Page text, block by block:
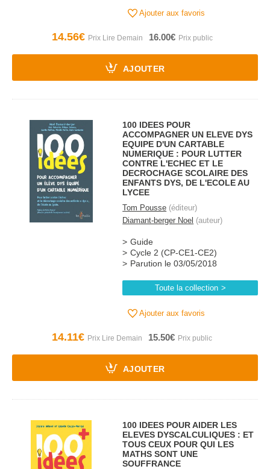
Ajouter aux favoris
14.56€ 16.00€
AJOUTER
100 IDEES POUR
ACCOMPAGNER UN ELEVE DYS
EQUIPE D'UN CARTABLE
NUMERIQUE : POUR LUTTER
CONTRE L'ECHEC ET LE
DECROCHAGE SCOLAIRE DES
ENFANTS DYS, DE L'ECOLE AU
LYCEE
Tom Pousse (éditeur)
Diamant-berger Noel (auteur)
Guide
Cycle 2 (CP-CE1-CE2)
Parution le 03/05/2018
Toute la collection
Ajouter aux favoris
14.11€ 15.50€
AJOUTER
100 IDEES POUR AIDER LES
ELEVES DYSCALCULIQUES : ET
TOUS CEUX POUR QUI LES
MATHS SONT UNE
SOUFFRANCE